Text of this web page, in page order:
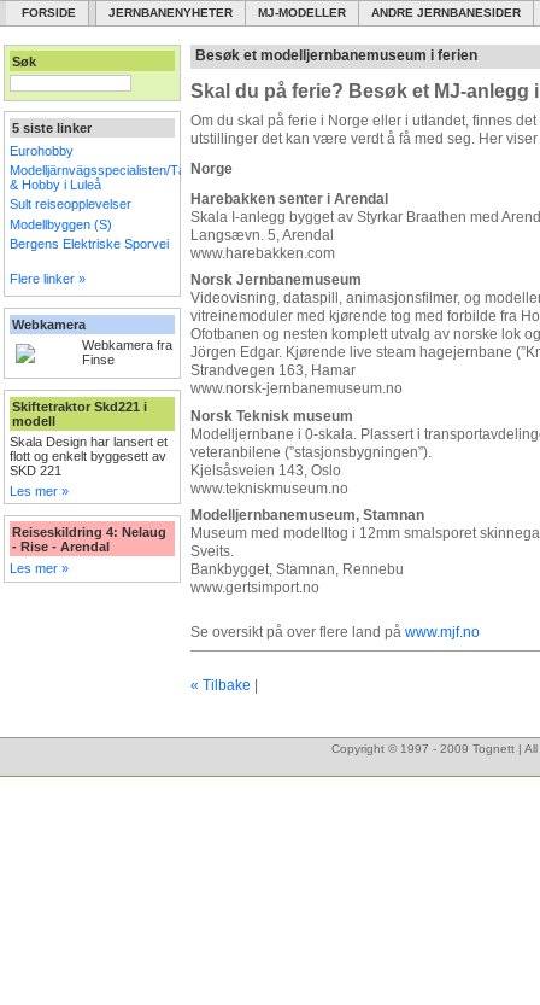
FORSIDE JERNBANENYHETER MJ-MODELLER ANDRE JERNBANESIDER
Søk
5 siste linker
Eurohobby
Modelljärnvägsspecialisten/Tåg
& Hobby i Luleå
Sult reiseopplevelser
Modellbyggen (S)
Bergens Elektriske Sporvei
Flere linker »
Webkamera
Webkamera fra
Finse
Skiftetraktor Skd221 i
modell
Skala Design har lansert et
flott og enkelt byggesett av
SKD 221
Les mer »
Reiseskildring 4: Nelaug
- Rise - Arendal
Les mer »
Besøk et modelljernbanemuseum i ferien
Skal du på ferie? Besøk et MJ-
Om du skal på ferie i Norge eller i utlandet, finnes
utstillinger det kan være verdt å få med seg. Her
Norge
Harebakken senter i Arendal
Skala I-anlegg bygget av Styrkar Braathen med
Langsævn. 5, Arendal
www.harebakken.com
Norsk Jernbanemuseum
Videovisning, dataspill, animasjonsfilmer, og
vitreinemoduler med kjørende tog med forbilde fra
Ofotbanen og nesten komplett utvalg av norske lok
Jörgen Edgar. Kjørende live steam hagejernbane
Strandvegen 163, Hamar
www.norsk-jernbanemuseum.no
Norsk Teknisk museum
Modelljernbane i 0-skala. Plassert i
veteranbilene (”stasjonsbygningen”).
Kjelsåsveien 143, Oslo
www.tekniskmuseum.no
Modelljernbanemuseum, Stamnan
Museum med modelltog i 12mm smalsporet
Sveits.
Bankbygget, Stamnan, Rennebu
www.gertsimport.no
Se oversikt på over flere land påwww.mjf.no
« Tilbake
Copyright © 1997 - 2009 Tognett |